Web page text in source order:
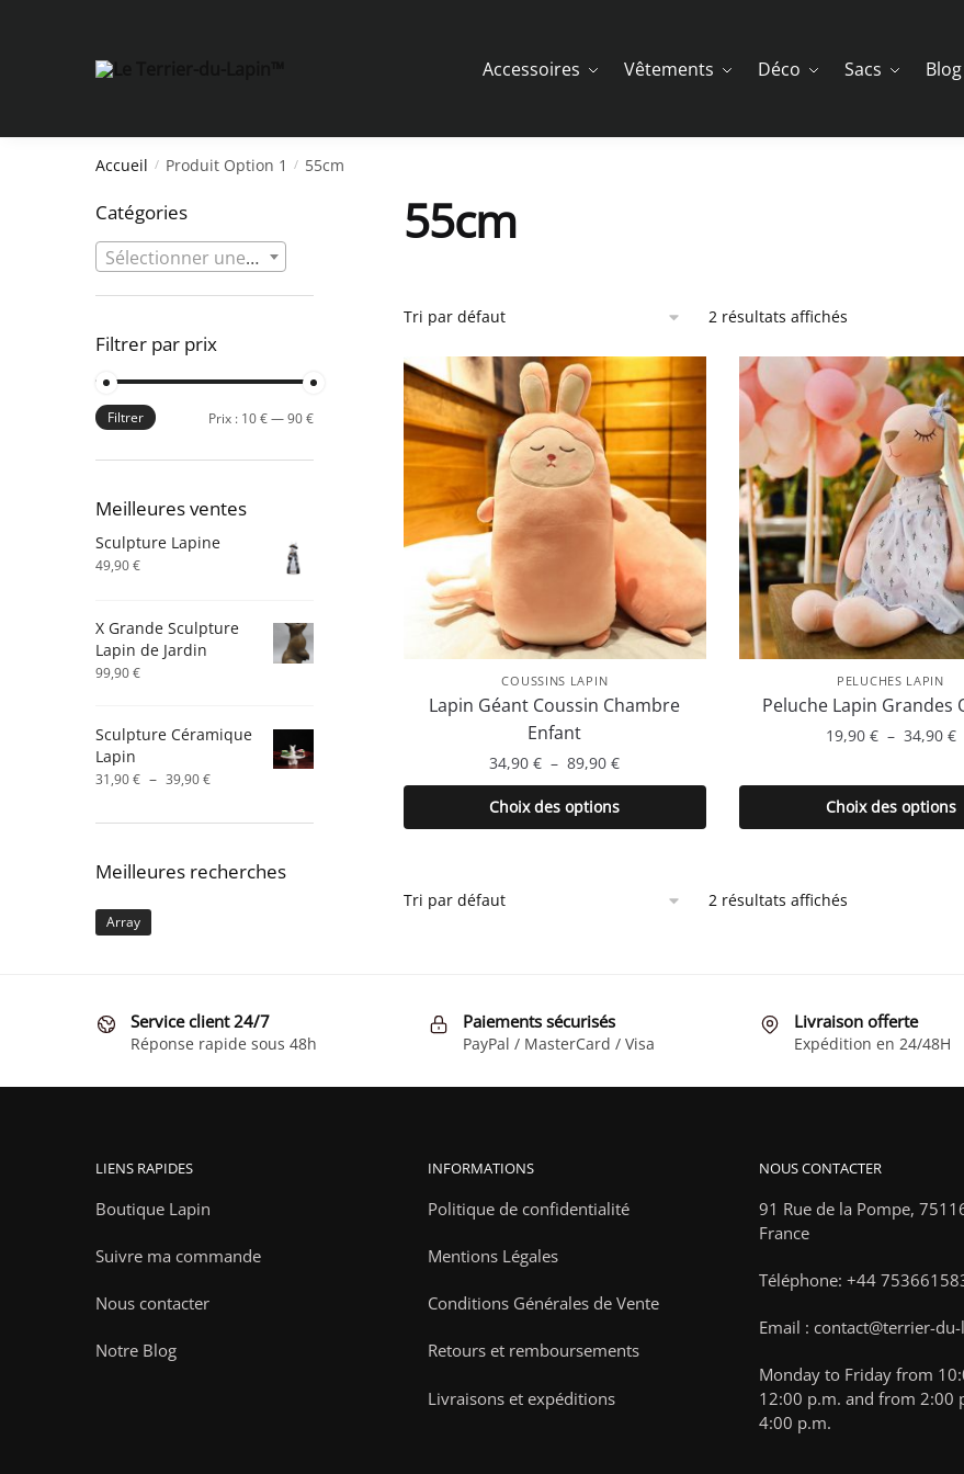
Accessoires Vêtements Déco Sacs Blog
Accueil / Produit Option 1 / 55cm
55cm
2 résultats affichés
COUSSINS LAPIN
Lapin Géant Coussin Chambre
Enfant
34,90€ – 89,90€Plage
de
prix :
34,90 €
Choix des options
Ce
produit
être
choisies
PELUCHES LAPIN
Peluche Lapin Grandes
19,90 € – 34,90 €
à
Choix des options
produit
a
choisies
sur
2 résultats affichés
Catégories
Sélectionner une catégorie
Filtrer par prix
Prix
Prix
Filtrer Prix : 10 €—90 €
Meilleures ventes
Sculpture Lapine
49,90€
X Grande Sculpture
Lapin de Jardin
99,90€
Sculpture Céramique
Lapin
31,90€ – 39,90€Plage
prix :
à
Meilleures recherches
Array
Service client 24/7
Réponse rapide sous 48h
Paiements sécurisés
PayPal / MasterCard / Visa
Livraison offerte
Expédition en 24/48H
LIENS RAPIDES
Boutique Lapin
Suivre ma commande
Nous contacter
Notre Blog
INFORMATIONS
Politique de confidentialité
Mentions Légales
Conditions Générales de Vente
Retours et remboursements
Livraisons et expéditions
NOUS CONTACTER
91 Rue de la Pompe,
France
Téléphone: +44
Email : contact@terrier-
Monday to Friday from
12:00 p.m. and from 2:00
4:00 p.m.